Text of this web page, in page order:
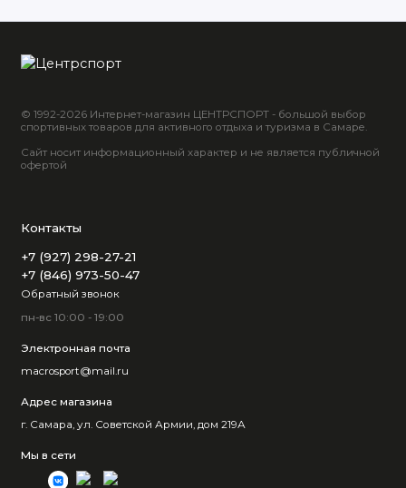
© 1992-2026 Интернет-магазин ЦЕНТРСПОРТ - большой выбор
спортивных товаров для активного отдыха и туризма в Самаре.
Сайт носит информационный характер и не является публичной
офертой
Контакты
+7 (927) 298-27-21
+7 (846) 973-50-47
Обратный звонок
пн-вс 10:00 - 19:00
Электронная почта
macrosport@mail.ru
Адрес магазина
г. Самара, ул. Советской Армии, дом 219А
Мы в сети